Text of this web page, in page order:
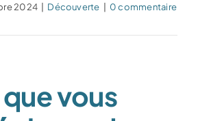
2024 Découverte
0 commentaire
vous